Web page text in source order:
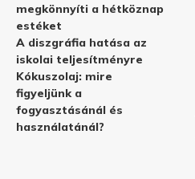
megkönnyíti a hétköznap
estéket
A diszgráfia hatása az
iskolai teljesítményre
Kókuszolaj: mire
figyeljünk a
fogyasztásánál és
használatánál?